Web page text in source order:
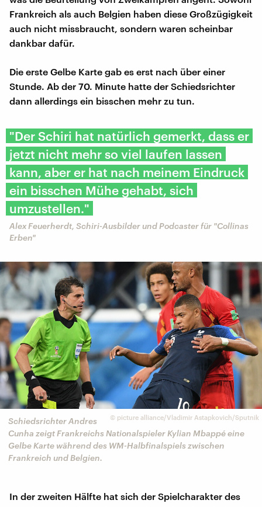
Frankreich als auch Belgien haben diese Großzügigkeit
auch nicht missbraucht, sondern waren scheinbar
dankbar dafür.
Die erste Gelbe Karte gab es erst nach über einer
Stunde. Ab der 70. Minute hatte der Schiedsrichter
dann allerdings ein bisschen mehr zu tun.
"Der Schiri hat natürlich gemerkt, dass er
jetzt nicht mehr so viel laufen lassen
kann, aber er hat nach meinem Eindruck
ein bisschen Mühe gehabt, sich
umzustellen."
Alex Feuerherdt, Schiri-Ausbilder und Podcaster für "Collinas
Erben"
© picture alliance/Vladimir Astapkovich/Sputnik
Schiedsrichter Andres
Cunha zeigt Frankreichs Nationalspieler Kylian Mbappé eine
Gelbe Karte während des WM-Halbfinalspiels zwischen
Frankreich und Belgien.
In der zweiten Hälfte hat sich der Spielcharakter des